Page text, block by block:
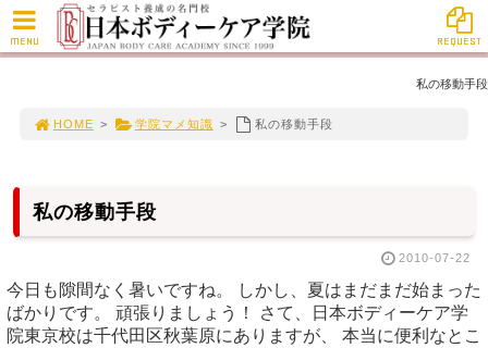
私の移動手段
HOME > 学院マメ知識 > 私の移動手段
私の移動手段
2010-07-22
今日も隙間なく暑いですね。 しかし、夏はまだまだ始まった
ばかりです。 頑張りましょう！ さて、日本ボディーケア学
院東京校は千代田区秋葉原にありますが、 本当に便利なとこ
MENU REQUEST